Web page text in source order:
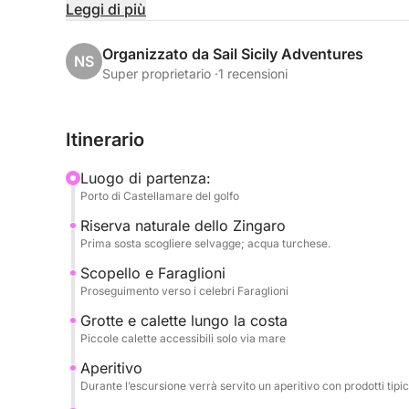
La navigazione si sviluppa lungo la costa nord,
Mondello, rinomata per le sue acque turchesi e la
A bordo verrà servito un aperitivo o un pranzo
Un’attività ideale per coppie, famiglie e piccoli
di Palermo tra tradizione, gusto e bellezza.
Leggi di più
NS Organizzato da Sail Sicily Adventures
Super proprietario ·1 recensioni
Itinerario
Luogo di partenza:
Porto di Castellamare del golfo
Riserva naturale dello Zingaro
Prima sosta scogliere selvagge; acqua turchese.
Scopello e Faraglioni
Proseguimento verso i celebri Faraglioni
Grotte e calette lungo la costa
Piccole calette accessibili solo via mare
Aperitivo
Durante l’escursione verrà servito un aperitivo con prodotti